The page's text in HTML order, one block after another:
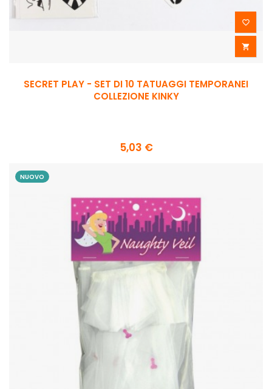


SECRET PLAY - SET DI 10 TATUAGGI TEMPORANEI
COLLEZIONE KINKY
5,03 €
NUOVO